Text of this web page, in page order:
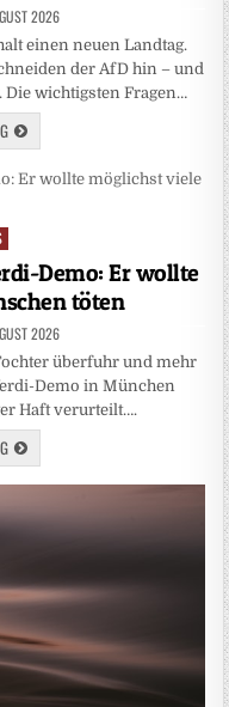
2026
einen neuen Landtag.
der AfD hin – und
wichtigsten Fragen…
Demo: Er wollte
töten
2026
überfuhr und mehr
Demo in München
Haft verurteilt….